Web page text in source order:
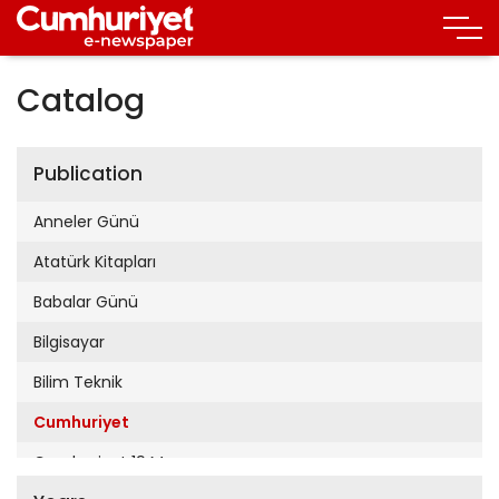
Catalog
Publication
Anneler Günü
Atatürk Kitapları
Babalar Günü
Bilgisayar
Bilim Teknik
Cumhuriyet
Cumhuriyet 19 Mayıs